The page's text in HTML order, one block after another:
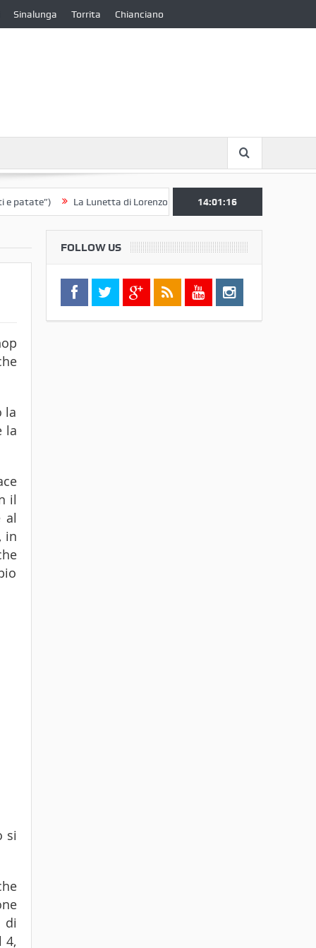
Sinalunga Torrita Chianciano
La Lunetta di Lorenzo Berrettini lascia il Convento di S. Chiara
14:01:17
la
la
il
al
in
si
di
4,
FOLLOW US